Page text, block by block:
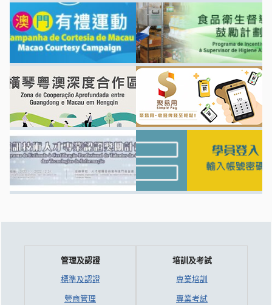
管理及認證
標準及認證
營商管理
培訓及考試
專業培訓
專業考試